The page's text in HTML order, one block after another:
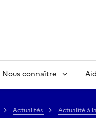
Nous connaître
Actualités Actualité à